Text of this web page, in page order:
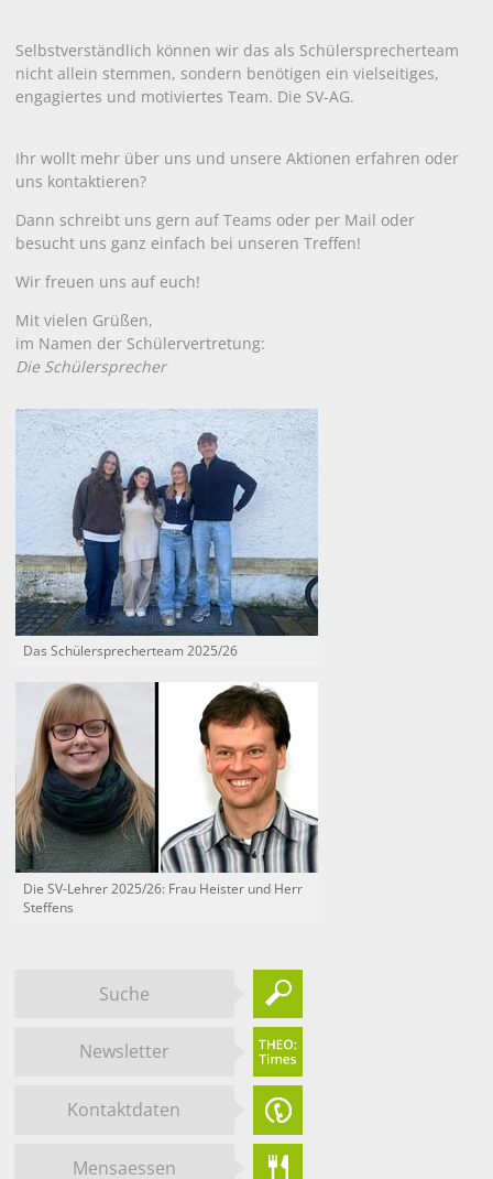
Selbstverständlich können wir das als Schülersprecherteam
nicht allein stemmen, sondern benötigen ein vielseitiges,
engagiertes und motiviertes Team. Die SV-AG.
Ihr wollt mehr über uns und unsere Aktionen erfahren oder
uns kontaktieren?
Dann schreibt uns gern auf Teams oder per Mail oder
besucht uns ganz einfach bei unseren Treffen!
Wir freuen uns auf euch!
Mit vielen Grüßen,
im Namen der Schülervertretung:
Die Schülersprecher
Das Schülersprecherteam 2025/26
Die SV-Lehrer 2025/26: Frau Heister und Herr
Steffens
Suche
Newsletter
Kontaktdaten
Mensaessen